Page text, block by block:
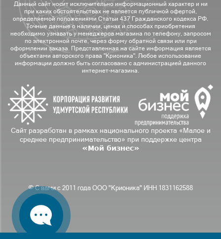
Данный сайт носит исключительно информационный характер и ни
при каких обстоятельствах не является публичной офертой,
определяемой положениями Статьи 437 Гражданского кодекса РФ.
Точные данные о наличии, ценах и способах приобретения
необходимо узнавать у менеджеров магазина по телефону, запросом
по электронной почте, через форму обратной связи или при
оформлении заказа. Представленная на сайте информация является
объектами авторского права "Крионика". Любое использование
информации должно быть согласовано с администрацией данного
интернет-магазина.
Сайт разработан в рамках национального проекта «Малое и
среднее предпринимательство» при поддержке центра
«Мой бизнес»
© С вами с 2011 года ООО "Крионика" ИНН 1831162588